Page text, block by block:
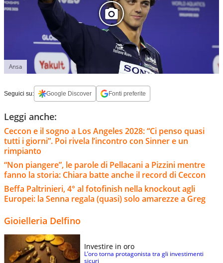
Ansa
Seguici su: Google Discover Fonti preferite
Leggi anche:
Ceccon e il sogno a Los Angeles 2028: “Ci penso quasi
tutti i giorni”. Poi rivela l’incontro con Sinner e un
rimpianto
“Non piangere”, le parole di Pellacani a Pizzini mentre
fanno la storia: Chiara batte anche il record di Ceccon
Beffa Paltrinieri, 4° al fotofinish nella knockout agli
Europei: la Senna regala (quasi) solo amarezze a Greg
Gioielleria Delfino
Investire in oro
L’oro torna protagonista tra gli investimenti
sicuri